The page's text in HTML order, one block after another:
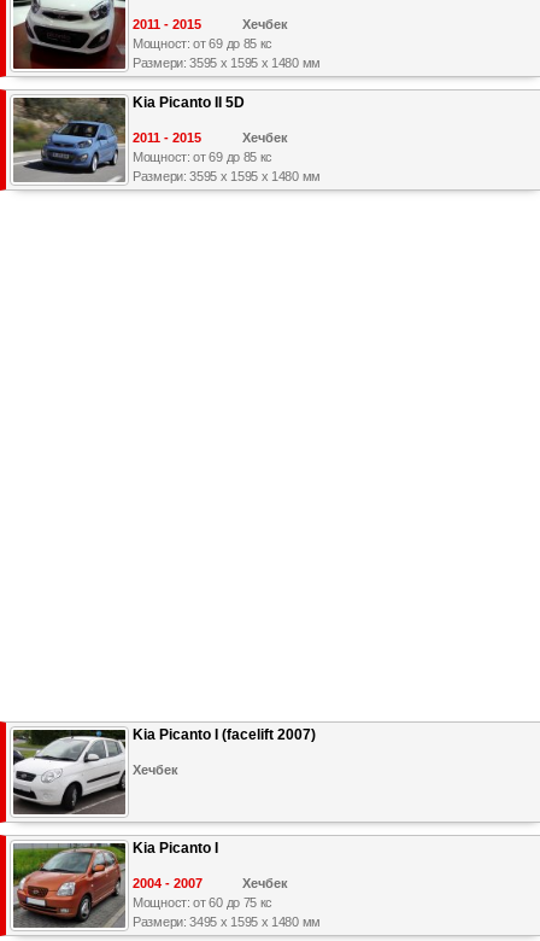
2011 - 2015
Хечбек
Мощност: от 69 до 85 кс
Размери: 3595 x 1595 x 1480 мм
Kia Picanto II 5D
2011 - 2015
Хечбек
Мощност: от 69 до 85 кс
Размери: 3595 x 1595 x 1480 мм
Kia Picanto I (facelift 2007)
Хечбек
Kia Picanto I
2004 - 2007
Хечбек
Мощност: от 60 до 75 кс
Размери: 3495 x 1595 x 1480 мм